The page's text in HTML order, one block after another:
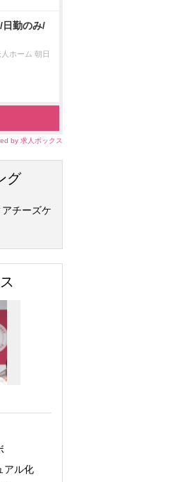
日勤のみ/
ホーム 朝日
by 求人ボックス
グ
チーズケ
アル化